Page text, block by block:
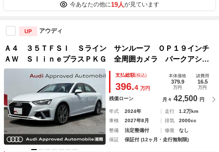
今あなたの他に19人が見ています
UP アウディ
Ａ４ ３５ＴＦＳＩ Ｓライン サンルーフ ＯＰ１９インチ
ＡＷ ＳｌｉｎｅプラスＰＫＧ 全周囲カメラ パークアシス
ト マトリクスＬＥＤライト コンフォートＰＫＧ シートメ
モリ ＡＣＣ レーンアシスト サイドアシスト １オーナー
支払総額(税込)
396.4 万円
本体価格
379.9
万円
諸費用
16.5
万円
残価ローン 月々 42,500 円
年式 2024年 走行
1.2万km
車検
2027年8月 排気
2000cc
整備
法定整備付 修復
なし
保証
保証付 (12ヶ月・走行無制限)